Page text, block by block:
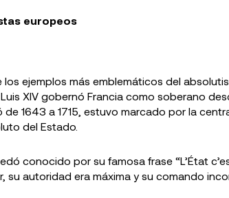
europeos
los ejemplos más emblemáticos del
XIV gobernó Francia como soberano
1643 a 1715, estuvo marcado por la
del Estado.
conocido por su famosa frase “L’État
su autoridad era máxima y su comando